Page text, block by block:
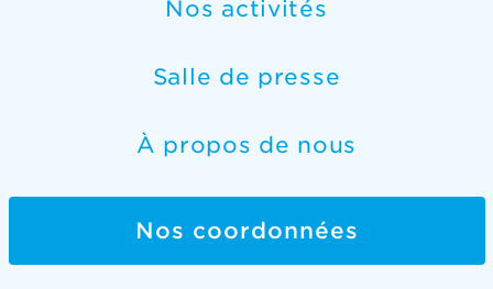
Nos activités
Salle de presse
À propos de nous
Nos coordonnées